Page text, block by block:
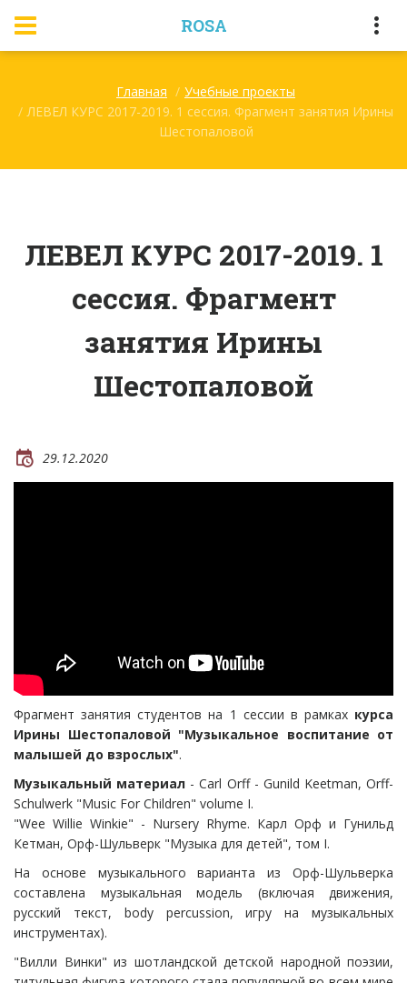
ROSA
Главная
Учебные проекты
ЛЕВЕЛ КУРС 2017-2019. 1 сессия. Фрагмент занятия Ирины
Шестопаловой
ЛЕВЕЛ КУРС 2017-2019. 1
сессия. Фрагмент
занятия Ирины
Шестопаловой
29.12.2020
Фрагмент занятия студентов на 1 сессии в рамках курса
Ирины Шестопаловой "Музыкальное воспитание от
малышей до взрослых".
Музыкальный материал - Carl Orff - Gunild Keetman, Orff-
Schulwerk "Music For Children" volume I.
"Wee Willie Winkie" - Nursery Rhyme. Карл Орф и Гунильд
Кетман, Орф-Шульверк "Музыка для детей", том I.
На основе музыкального варианта из Орф-Шульверка
составлена музыкальная модель (включая движения,
русский текст, body percussion, игру на музыкальных
инструментах).
"Вилли Винки" из шотландской детской народной поэзии,